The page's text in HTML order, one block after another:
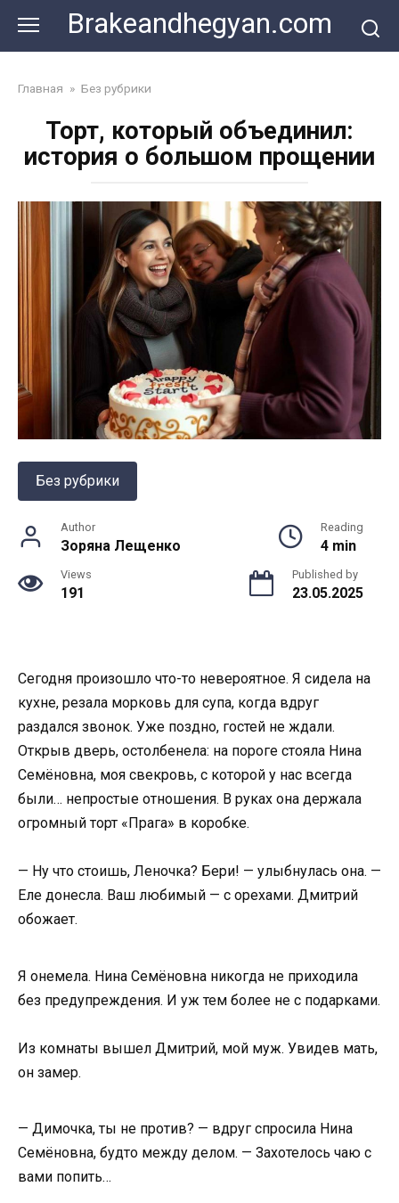
content
Brakeandhegyan.com
Главная » Без рубрики
Торт, который объединил:
история о большом прощении
Без рубрики
Author
Зоряна Лещенко
Reading
4 min
Views
191
Published by
23.05.2025
Сегодня произошло что-то невероятное. Я сидела на
кухне, резала морковь для супа, когда вдруг
раздался звонок. Уже поздно, гостей не ждали.
Открыв дверь, остолбенела: на пороге стояла Нина
Семёновна, моя свекровь, с которой у нас всегда
были… непростые отношения. В руках она держала
огромный торт «Прага» в коробке.
— Ну что стоишь, Леночка? Бери! — улыбнулась она. —
Еле донесла. Ваш любимый — с орехами. Дмитрий
обожает.
Я онемела. Нина Семёновна никогда не приходила
без предупреждения. И уж тем более не с подарками.
Из комнаты вышел Дмитрий, мой муж. Увидев мать,
он замер.
— Димочка, ты не против? — вдруг спросила Нина
Семёновна, будто между делом. — Захотелось чаю с
вами попить…